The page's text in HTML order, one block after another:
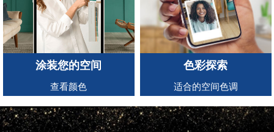
涂装您的空间
查看颜色
色彩探索
适合的空间色调